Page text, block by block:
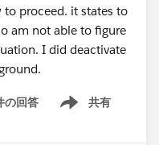
to proceed. it states to
am not able to figure
I did deactivate
の回答 共有
Show menu